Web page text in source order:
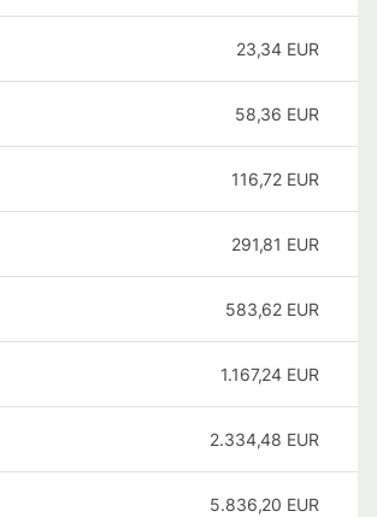
23,34 EUR
58,36 EUR
116,72 EUR
291,81 EUR
583,62 EUR
1.167,24 EUR
2.334,48 EUR
5.836,20 EUR